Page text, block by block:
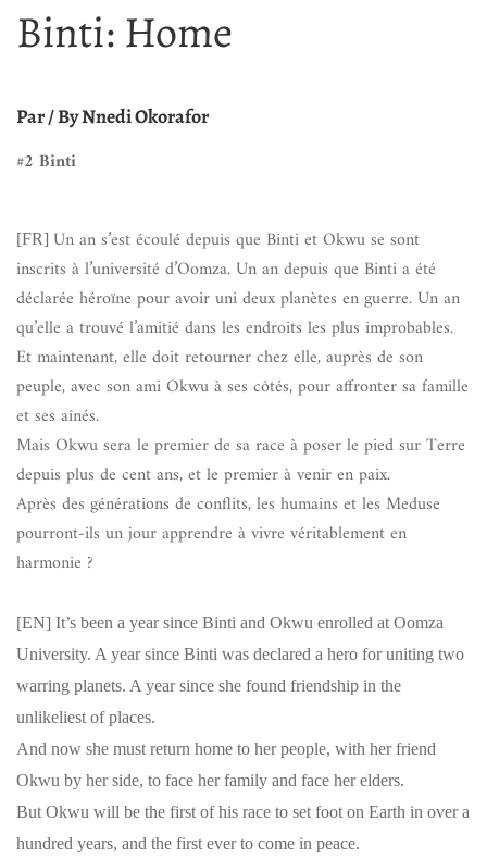
Binti: Home
Par / ByNnedi Okorafor
#2 Binti
[FR] Un an s’est écoulé depuis que Binti et Okwu se sont
inscrits à l’université d’Oomza. Un an depuis que Binti a été
déclarée héroïne pour avoir uni deux planètes en guerre. Un an
qu’elle a trouvé l’amitié dans les endroits les plus improbables.
Et maintenant, elle doit retourner chez elle, auprès de son
peuple, avec son ami Okwu à ses côtés, pour affronter sa famille
et ses aînés.
Mais Okwu sera le premier de sa race à poser le pied sur Terre
depuis plus de cent ans, et le premier à venir en paix.
Après des générations de conflits, les humains et les Meduse
pourront-ils un jour apprendre à vivre véritablement en
harmonie ?
[EN] It’s been a year since Binti and Okwu enrolled at Oomza
University. A year since Binti was declared a hero for uniting two
warring planets. A year since she found friendship in the
unlikeliest of places.
And now she must return home to her people, with her friend
Okwu by her side, to face her family and face her elders.
But Okwu will be the first of his race to set foot on Earth in over a
hundred years, and the first ever to come in peace.